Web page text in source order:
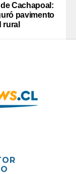
Cachapoal:
pavimento
rural